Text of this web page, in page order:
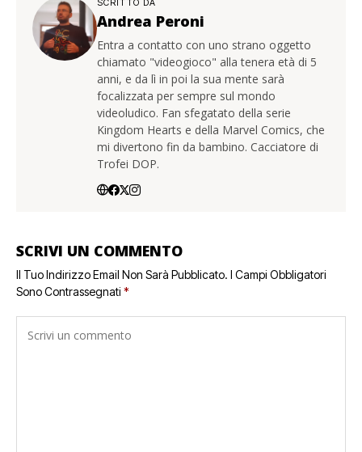
SCRITTO DA
Andrea Peroni
Entra a contatto con uno strano oggetto
chiamato "videogioco" alla tenera età di 5
anni, e da lì in poi la sua mente sarà
focalizzata per sempre sul mondo
videoludico. Fan sfegatato della serie
Kingdom Hearts e della Marvel Comics, che
mi divertono fin da bambino. Cacciatore di
Trofei DOP.
SCRIVI UN COMMENTO
Il Tuo Indirizzo Email Non Sarà Pubblicato. I Campi Obbligatori
Sono Contrassegnati *